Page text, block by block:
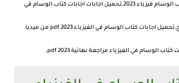
تحميل اجابات كتاب الوسام 2023 pdf,اجابات كتاب الوسام فيزياء 2023,تحميل اجابات اجابات كتاب الوسام في
الفيزياء 2023 pdf كامل,اجابات كتاب الوسام شرح,تحميل اجابات كتاب الوسام في الفيزياء 2023 pdf من ميديا